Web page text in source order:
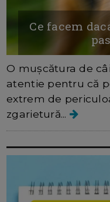
Ce facem
O mușcătura de
atentie pentru că
extrem de
zgarietură...